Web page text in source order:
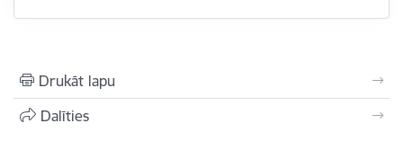
Drukāt lapu
Dalīties